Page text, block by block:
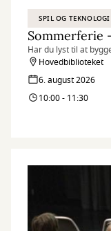
SPIL OG TEKNOLOGI
Har du lyst til at
Hovedbiblioteket
6. august 2026
10:00 - 11:30